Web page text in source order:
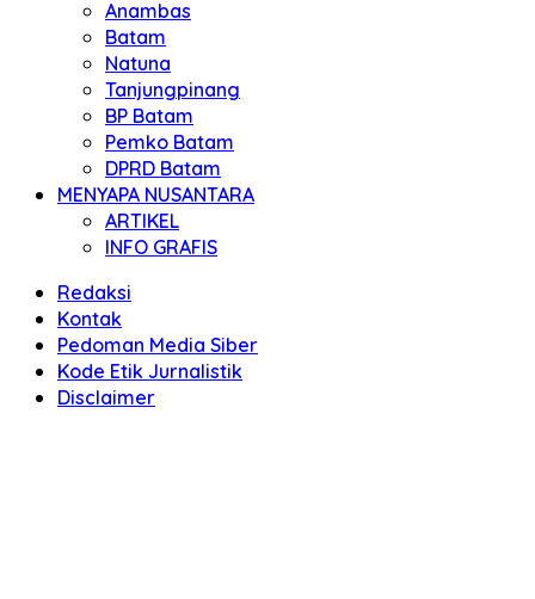
Anambas
Batam
Natuna
Tanjungpinang
BP Batam
Pemko Batam
DPRD Batam
MENYAPA NUSANTARA
ARTIKEL
INFO GRAFIS
Redaksi
Kontak
Pedoman Media Siber
Kode Etik Jurnalistik
Disclaimer